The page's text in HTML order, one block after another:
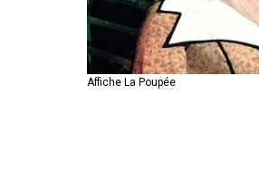
Affiche La Poupée